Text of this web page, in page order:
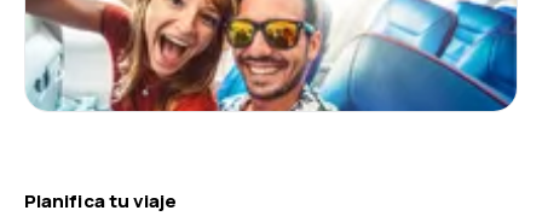
Planifica tu viaje